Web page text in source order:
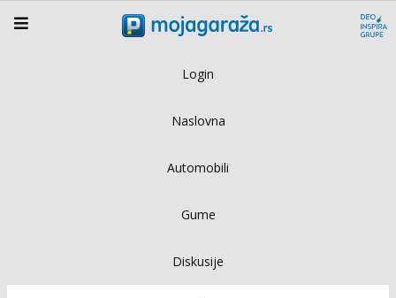
Login
Naslovna
Automobili
Gume
Diskusije